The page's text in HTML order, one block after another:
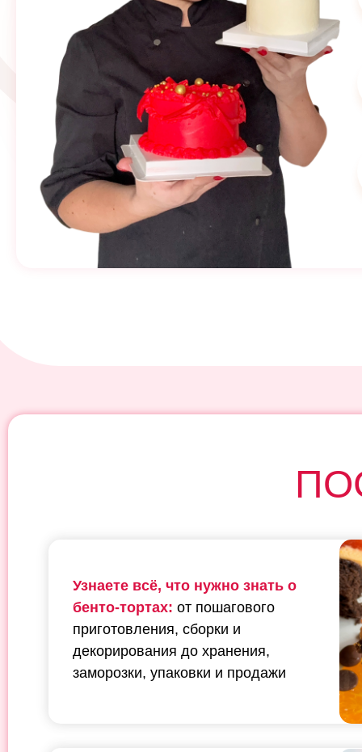
Узнаете всё, что нужно знать о
бенто-тортах: от пошагового
приготовления, сборки и
декорирования до хранения,
заморозки, упаковки и продажи